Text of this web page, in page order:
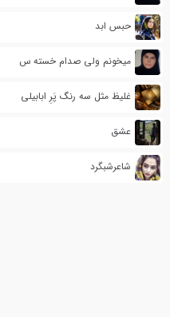
حبس ابد
میخونم ولی صدام خسته س
غلیظ مثل سه رنگ پَرِ ابابیلی
عشق
شاعرشبگرد